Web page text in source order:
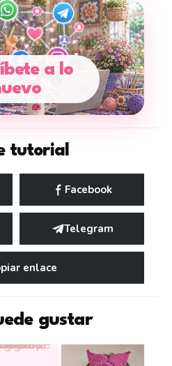
a lo
tutorial
Facebook
Telegram
enlace
gustar